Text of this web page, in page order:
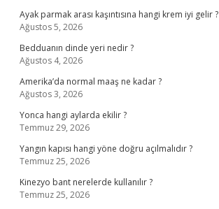
Ayak parmak arası kaşıntısına hangi krem iyi gelir ?
Ağustos 5, 2026
Bedduanın dinde yeri nedir ?
Ağustos 4, 2026
Amerika’da normal maaş ne kadar ?
Ağustos 3, 2026
Yonca hangi aylarda ekilir ?
Temmuz 29, 2026
Yangın kapısı hangi yöne doğru açılmalıdır ?
Temmuz 25, 2026
Kinezyo bant nerelerde kullanılır ?
Temmuz 25, 2026